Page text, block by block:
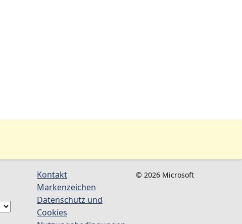
Kontakt
Markenzeichen
Datenschutz und
Cookies
© 2026 Microsoft